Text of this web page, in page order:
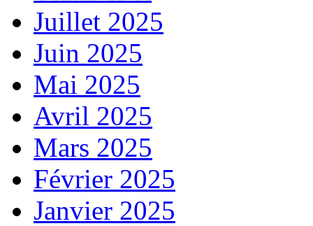
Juillet 2025
Juin 2025
Mai 2025
Avril 2025
Mars 2025
Février 2025
Janvier 2025